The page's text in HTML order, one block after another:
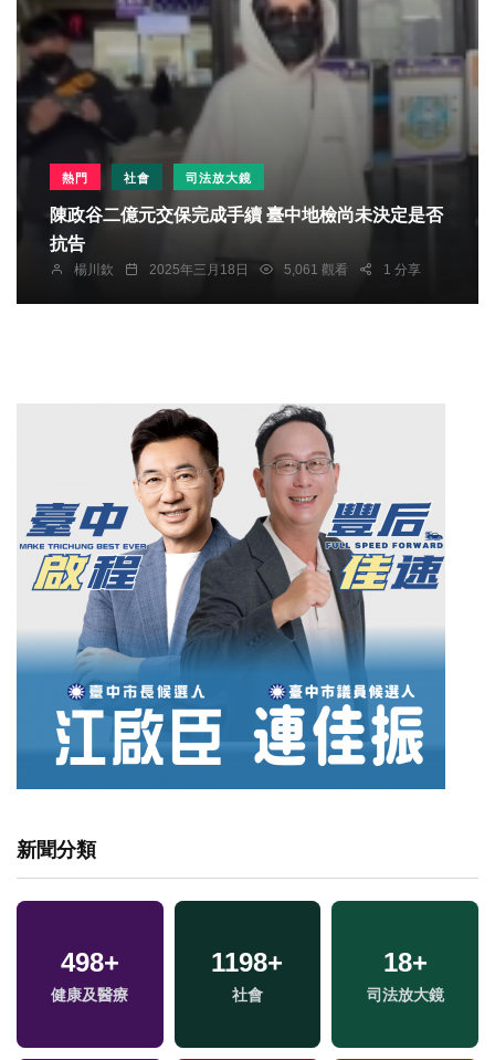
熱門 社會 司法放大鏡
陳政谷二億元交保完成手續 臺中地檢尚未決定是否
抗告
楊川欽 2025年三月18日 5,061 觀看 1 分享
新聞分類
498+
健康及醫療
1198+
社會
18+
司法放大鏡